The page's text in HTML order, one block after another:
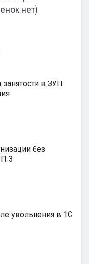
нет)
в ЗУП
без
3
увольнения в 1С